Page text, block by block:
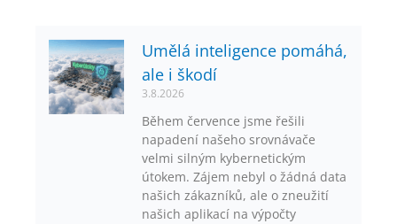
Umělá inteligence pomáhá,
ale i škodí
3.8.2026
Během července jsme řešili
napadení našeho srovnávače
velmi silným kybernetickým
útokem. Zájem nebyl o žádná data
našich zákazníků, ale o zneužití
našich aplikací na výpočty